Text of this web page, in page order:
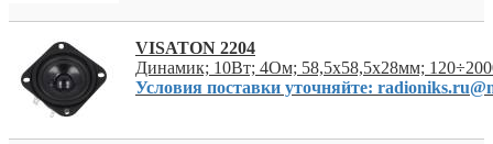
VISATON 2204
Динамик; 10Вт; 4Ом; 58,5x58,5x28мм;
Условия поставки уточняйте: